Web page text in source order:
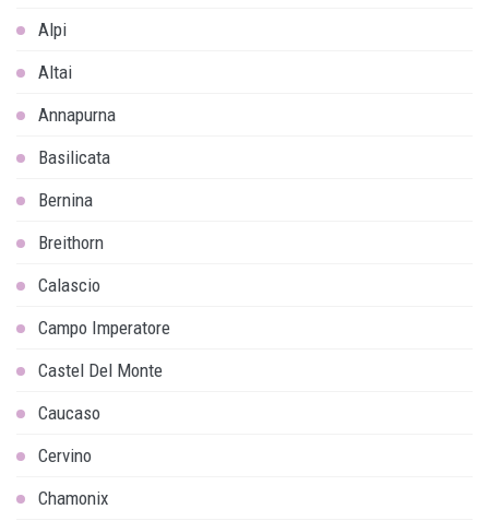
Alpi
Altai
Annapurna
Basilicata
Bernina
Breithorn
Calascio
Campo Imperatore
Castel Del Monte
Caucaso
Cervino
Chamonix